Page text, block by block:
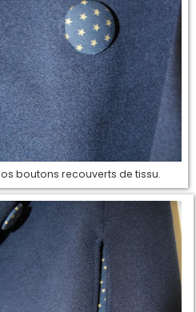
boutons recouverts de tissu.